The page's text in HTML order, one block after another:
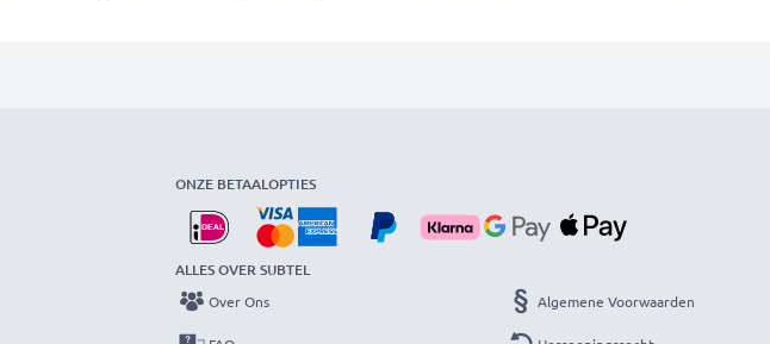
ONZE BETAALOPTIES
ALLES OVER SUBTEL
Over Ons Algemene Voorwaarden